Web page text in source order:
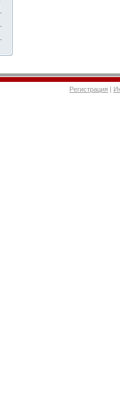
Регистрация |